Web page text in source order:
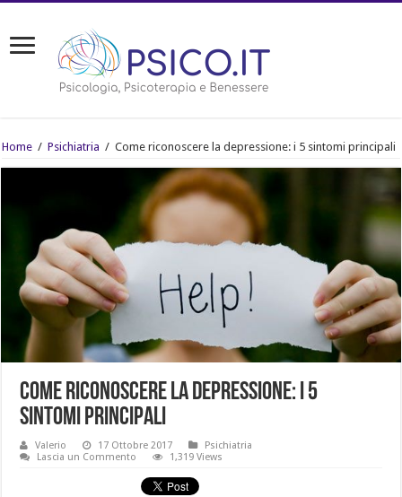
Home / Psichiatria / Come riconoscere la depressione: i 5 sintomi principali
Come riconoscere la depressione: i 5
sintomi principali
Valerio 17 Ottobre 2017
Psichiatria
Lascia un Commento
1,319 Views